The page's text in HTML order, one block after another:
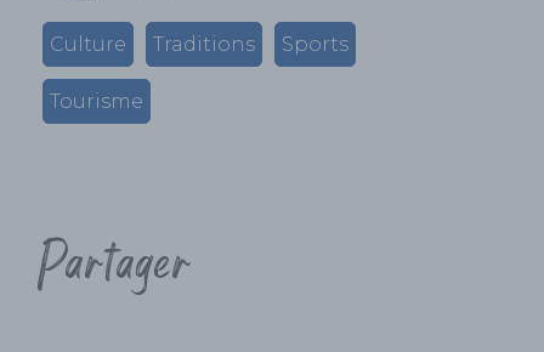
Culture Traditions Sports
Tourisme
Partager